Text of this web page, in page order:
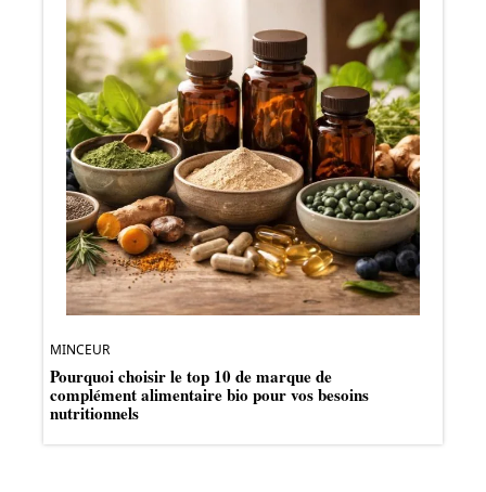
MINCEUR
Pourquoi choisir le top 10 de marque de
complément alimentaire bio pour vos besoins
nutritionnels